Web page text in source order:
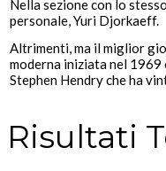
Nella sezione con lo
personale, Yuri Djorkaeff.
Altrimenti, ma il miglior
moderna iniziata nel 1969
Stephen Hendry che ha
Risultati